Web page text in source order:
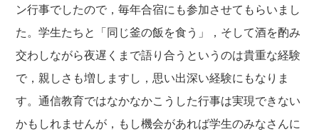
ン行事でしたので，毎年合宿にも参加させてもらいまし
た。学生たちと「同じ釜の飯を食う」，そして酒を酌み
交わしながら夜遅くまで語り合うというのは貴重な経験
で，親しさも増しますし，思い出深い経験にもなりま
す。通信教育ではなかなかこうした行事は実現できない
かもしれませんが，もし機会があれば学生のみなさんに